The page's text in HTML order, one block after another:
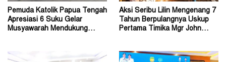
Pemuda Katolik Papua Tengah
Apresiasi 6 Suku Gelar
Musyawarah Mendukung
Aksi Seribu Lilin Mengenang 7
Tahun Berpulangnya Uskup
Pertama Timika Mgr John